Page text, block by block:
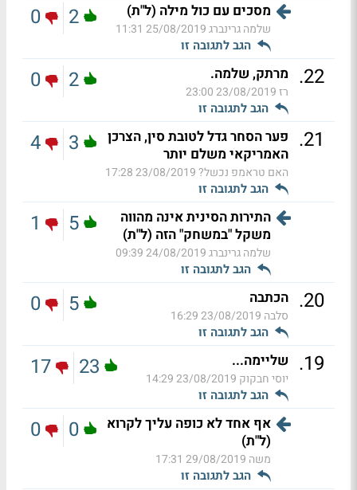
מסכים עם כול מילה (ל"ת)
שלמה גרינברג25/08/2019 11:31
הגב לתגובה זו
2
0
22
. מרתק, שלמה.
רז23/08/2019 23:00
הגב לתגובה זו
2
0
21
. פער הסחר גדל לטובת סין, הצרכן
האמריקאי משלם יותר
האם טראמפ נכשל?23/08/2019 17:28
הגב לתגובה זו
3
4
התירות הסינית אינה מהווה
משקל "במשחק" הזה (ל"ת)
שלמה גרינברג24/08/2019 09:39
הגב לתגובה זו
5
1
20
. הכתבה
סלבה 23/08/2019 16:29
הגב לתגובה זו
5
0
19
. שליימה...
יוסי חבקוק 23/08/2019 14:29
הגב לתגובה זו
23
17
אף אחד לא כופה עליך לקרוא
(ל"ת)
משה 29/08/2019 17:31
הגב לתגובה זו
0
0